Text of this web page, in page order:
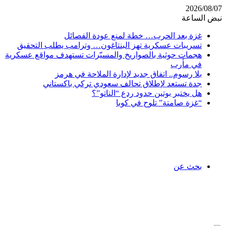
2026/08/07
نبض الساعة
غزة بعد الحرب… خطة لمنع عودة الفصائل
تسريبات عسكرية تهز البنتاغون… وترامب يطلب التحقيق
هجمات حوثية بالصواريخ والمسيّرات تستهدف مواقع عسكرية
في مأرب
بلا رسوم.. اتفاق جديد لإدارة الملاحة في هرمز
جدة تستعد لإطلاق تحالف سعودي تركي باكستاني
هل يختبر بوتين حدود ردع “الناتو”؟
“غزة صامتة” تلوح في كوبا
بحث عن